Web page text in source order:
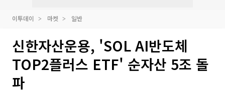
이투데이 마켓 일반
신한자산운용, 'SOL AI반도체
TOP2플러스 ETF' 순자산 5조 돌
파